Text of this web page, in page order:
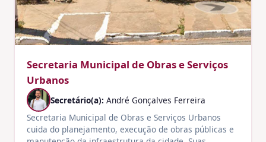
Secretaria Municipal de Obras e Serviços
Urbanos
Secretário(a): André Gonçalves Ferreira
Secretaria Municipal de Obras e Serviços Urbanos
cuida do planejamento, execução de obras públicas e